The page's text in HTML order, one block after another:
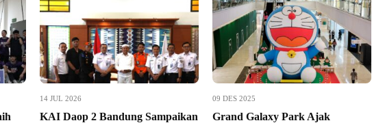
14 JUL 2026
KAI Daop 2 Bandung Sampaikan
09 DES 2025
Grand Galaxy Park Ajak